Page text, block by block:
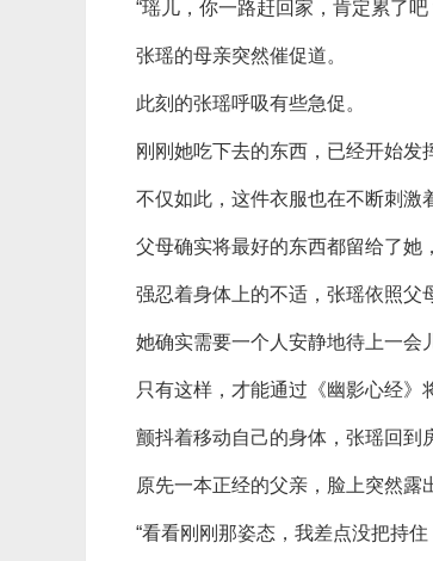
“瑶儿，你一路赶回家，肯定累了
张瑶的母亲突然催促道。
此刻的张瑶呼吸有些急促。
刚刚她吃下去的东西，已经开始发
不仅如此，这件衣服也在不断刺激
父母确实将最好的东西都留给了她
强忍着身体上的不适，张瑶依照父
她确实需要一个人安静地待上一会
只有这样，才能通过《幽影心经》
颤抖着移动自己的身体，张瑶回到
原先一本正经的父亲，脸上突然露
“看看刚刚那姿态，我差点没把持